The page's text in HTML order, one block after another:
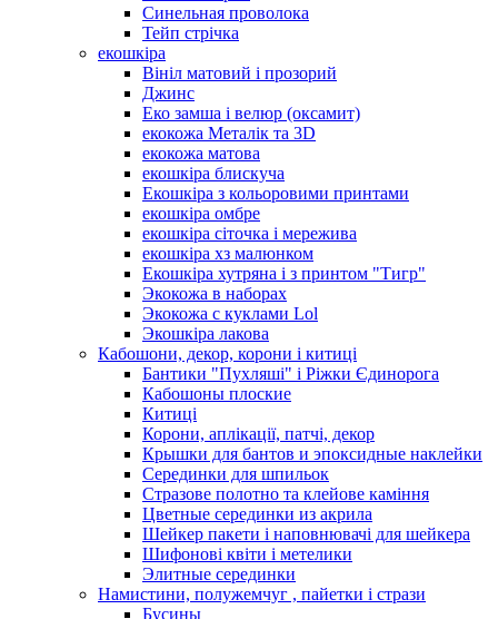
Синельная проволока
Тейп стрічка
екошкіра
Вініл матовий і прозорий
Джинс
Еко замша і велюр (оксамит)
екокожа Металік та 3D
екокожа матова
екошкіра блискуча
Екошкіра з кольоровими принтами
екошкіра омбре
екошкіра сіточка і мережива
екошкіра хз малюнком
Екошкіра хутряна і з принтом "Тигр"
Экокожа в наборах
Экокожа с куклами Lol
Экошкiра лакова
Кабошони, декор, корони і китиці
Бантики "Пухляші" і Ріжки Єдинорога
Кабошоны плоские
Китиці
Корони, аплікації, патчі, декор
Крышки для бантов и эпоксидные наклейки
Серединки для шпильок
Стразове полотно та клейове каміння
Цветные серединки из акрила
Шейкер пакети і наповнювачі для шейкера
Шифонові квіти і метелики
Элитные серединки
Намистини, полужемчуг , пайетки і стрази
Бусины